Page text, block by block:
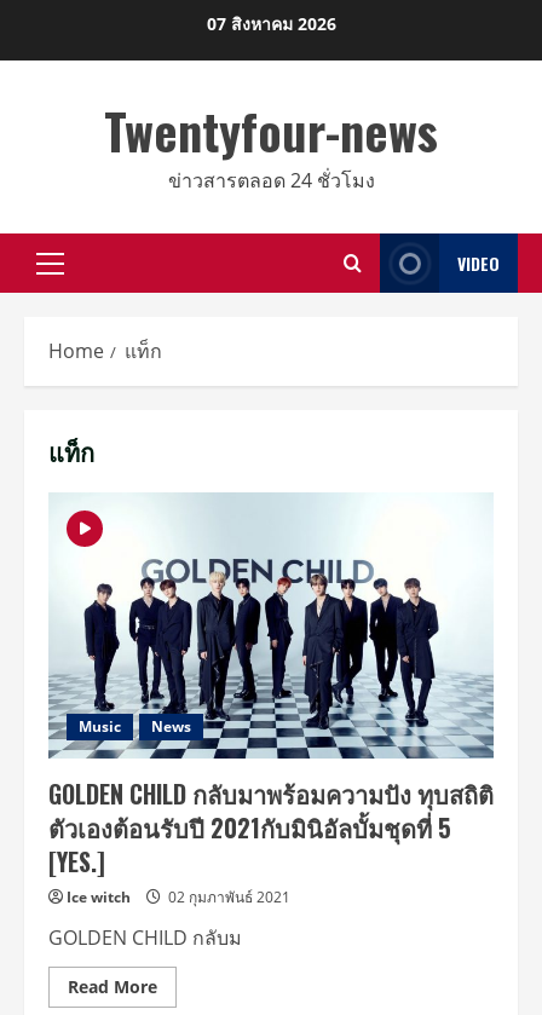
07 สิงหาคม 2026
Twentyfour-news
ข่าวสารตลอด 24 ชั่วโมง
Primary
VIDEO
Home แท็ก
แท็ก
Music News
GOLDEN CHILD กลับมาพร้อมความปัง ทุบสถิติ
ตัวเองต้อนรับปี 2021กับมินิอัลบั้มชุดที่ 5
[YES.]
Ice witch 02 กุมภาพันธ์ 2021
GOLDEN CHILD กลับม
Read MoreRead
more